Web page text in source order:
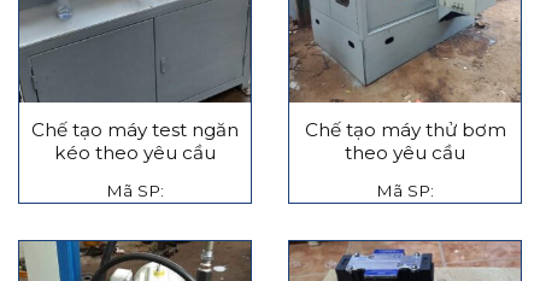
Chế tạo máy test ngăn
kéo theo yêu cầu
Mã SP:
Chế tạo máy thử bơm
theo yêu cầu
Mã SP: